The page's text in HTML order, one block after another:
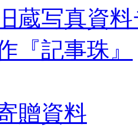
蔵写真資
『記事珠』
贈資料